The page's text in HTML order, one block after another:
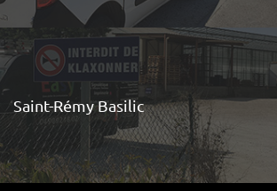
Saint-Rémy Basilic